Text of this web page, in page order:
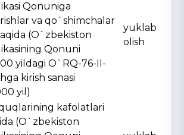
Qonuniga
va qo`shimchalar
(O`zbekiston
Qonuni
yildagi O`RQ-76-II-
kirish sanasi
yil)
yuklab
olish
kafolatlari
(O`zbekiston